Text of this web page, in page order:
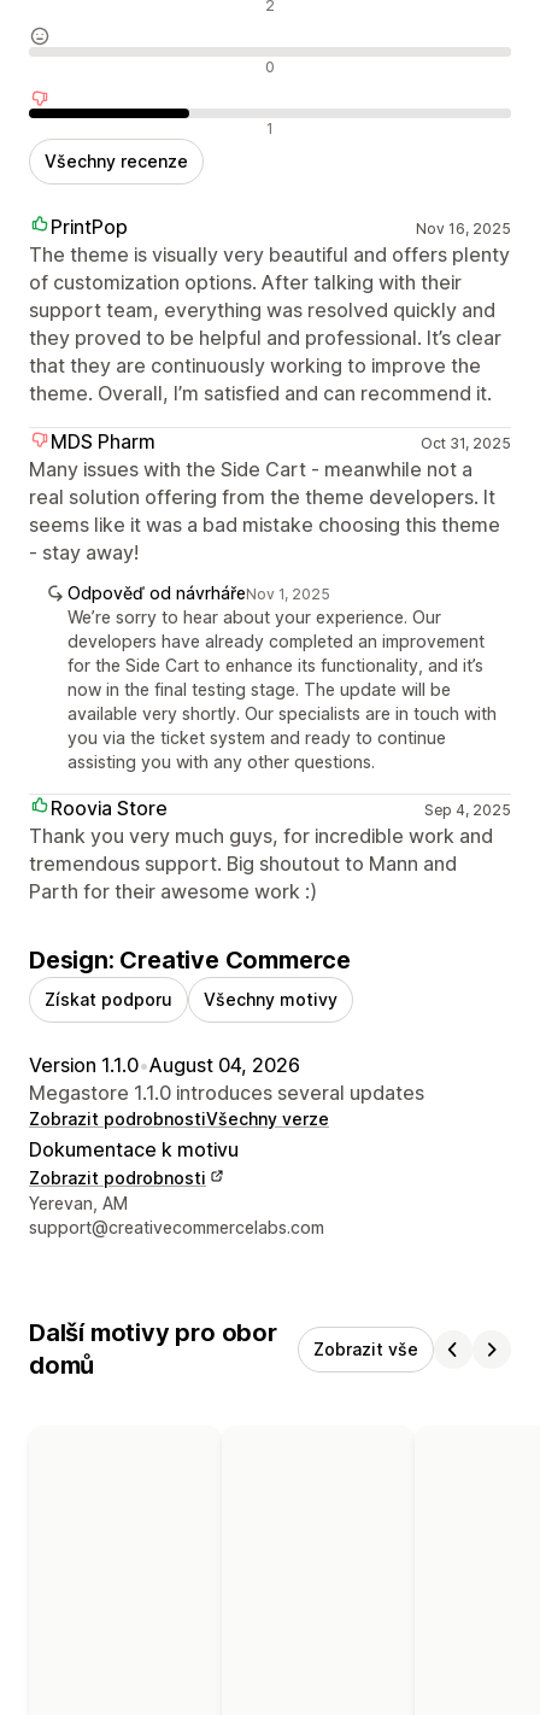
2
0
1
Všechny recenze
PrintPop Nov 16, 2025
The theme is visually very beautiful and offers plenty
of customization options. After talking with their
support team, everything was resolved quickly and
they proved to be helpful and professional. It’s clear
that they are continuously working to improve the
theme. Overall, I’m satisfied and can recommend it.
MDS Pharm
Oct 31, 2025
Many issues with the Side Cart - meanwhile not a
real solution offering from the theme developers. It
seems like it was a bad mistake choosing this theme
- stay away!
Odpověď od návrhářeNov 1, 2025
We’re sorry to hear about your experience. Our
developers have already completed an improvement
for the Side Cart to enhance its functionality, and it’s
now in the final testing stage. The update will be
available very shortly. Our specialists are in touch with
you via the ticket system and ready to continue
assisting you with any other questions.
Roovia Store Sep 4, 2025
Thank you very much guys, for incredible work and
tremendous support. Big shoutout to Mann and
Parth for their awesome work :)
Design: Creative Commerce
Získat podporu Všechny motivy
Version 1.1.0•August 04, 2026
Megastore 1.1.0 introduces several updates
Zobrazit podrobnostiVšechny verze
Dokumentace k motivu
Zobrazit podrobnosti
Kontaktní údaje designéra
Yerevan, AM
support@creativecommercelabs.com
Další motivy pro obor
domů
Zobrazit vše